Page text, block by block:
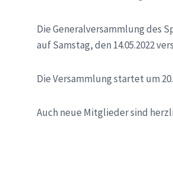
Die Generalversammlung des
auf Samstag, den 14.05.2022
Die Versammlung startet um
Auch neue Mitglieder sind